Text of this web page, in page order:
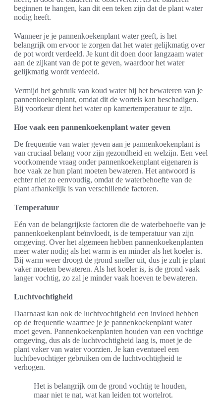
beginnen te hangen, kan dit een teken zijn dat de plant water
nodig heeft.
Wanneer je je pannenkoekenplant water geeft, is het
belangrijk om ervoor te zorgen dat het water gelijkmatig over
de pot wordt verdeeld. Je kunt dit doen door langzaam water
aan de zijkant van de pot te geven, waardoor het water
gelijkmatig wordt verdeeld.
Vermijd het gebruik van koud water bij het bewateren van je
pannenkoekenplant, omdat dit de wortels kan beschadigen.
Bij voorkeur dient het water op kamertemperatuur te zijn.
Hoe vaak een pannenkoekenplant water geven
De frequentie van water geven aan je pannenkoekenplant is
van cruciaal belang voor zijn gezondheid en welzijn. Een veel
voorkomende vraag onder pannenkoekenplant eigenaren is
hoe vaak ze hun plant moeten bewateren. Het antwoord is
echter niet zo eenvoudig, omdat de waterbehoefte van de
plant afhankelijk is van verschillende factoren.
Temperatuur
Eén van de belangrijkste factoren die de waterbehoefte van je
pannenkoekenplant beïnvloedt, is de temperatuur van zijn
omgeving. Over het algemeen hebben pannenkoekenplanten
meer water nodig als het warm is en minder als het koeler is.
Bij warm weer droogt de grond sneller uit, dus je zult je plant
vaker moeten bewateren. Als het koeler is, is de grond vaak
langer vochtig, zo zal je minder vaak hoeven te bewateren.
Luchtvochtigheid
Daarnaast kan ook de luchtvochtigheid een invloed hebben
op de frequentie waarmee je je pannenkoekenplant water
moet geven. Pannenkoekenplanten houden van een vochtige
omgeving, dus als de luchtvochtigheid laag is, moet je de
plant vaker van water voorzien. Je kan eventueel een
luchtbevochtiger gebruiken om de luchtvochtigheid te
verhogen.
Het is belangrijk om de grond vochtig te houden,
maar niet te nat, wat kan leiden tot wortelrot.